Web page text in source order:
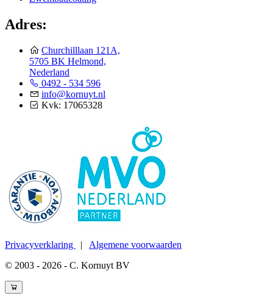
Adres:
Churchilllaan 121A,
5705 BK Helmond,
Nederland
0492 - 534 596
info@kornuyt.nl
Kvk: 17065328
Privacyverklaring | Algemene voorwaarden
© 2003 - 2026 - C. Kornuyt BV